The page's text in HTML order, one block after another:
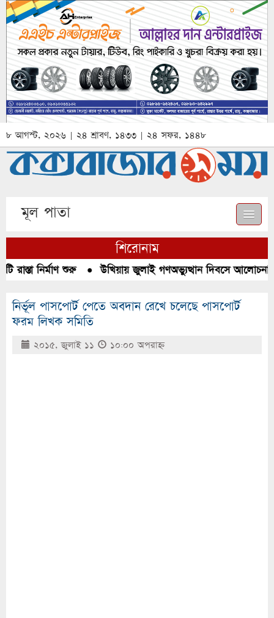
৮ আগস্ট, ২০২৬ | ২৪ শ্রাবণ, ১৪৩৩ | ২৪ সফর, ১৪৪৮
মূল পাতা
শিরোনাম
নির্মাণ শুরু●উখিয়ায় জুলাই গণঅভ্যুত্থান দিবসে আলোচনা,
নির্ভূল পাসপোর্ট পেতে অবদান রেখে চলেছে পাসপোর্ট
ফরম লিখক সমিতি
২০১৫, জুলাই ১১ ১০:০০ অপরাহ্ণ